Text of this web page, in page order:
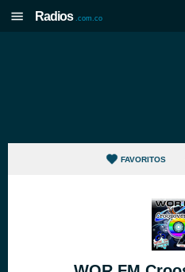
Radios .com.co
FAVORITOS